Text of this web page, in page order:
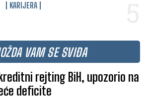
KARIJERA
VAM SE SVIĐA
rejting BiH, upozorio na
deficite